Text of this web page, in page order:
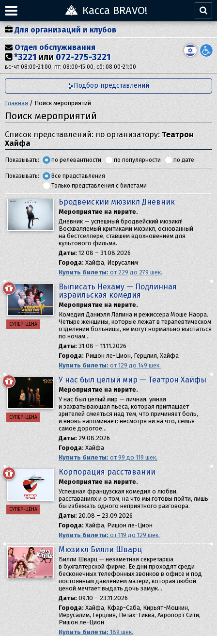
Касса BRAVO!
Для организаций и клубов
Отдел обслуживания
*3221 или 072-275-3221
вс-чт 08:00-21:00, пт: 08:00-15:00, сб: 08:00-21:00
Подбор представлений
Главная / Поиск мероприятий
Поиск мероприятий
Список представлений: по организатору: Театрон
Хайфа
Показывать: по релевантности по популярности по дате
Показывать:
Все представления
Только представления с билетами
Бродвейский мюзикл Дневник
Мероприятие на иврите.
Дневник — успешный бродвейский мюзикл!
Восхваляемый критиками мюзикл, основанный
на бестселлере, ставшем вдохновением для
культового фильма.
Даты: 12.08 – 31.08.2026
Города: Хайфа, Иерусалим
Купить билеты: от 229 до 279 шек.
СУПЕР-ЦЕНА
Выписать Нехаму — Подлинная
израильская комедия
Мероприятие на иврите.
Комедия Даниэля Лапина и режиссера Моше Наора.
Четыре женщины, которые лежат в терапевтическом
отделении больницы, не могут нормально выспаться
по ночам…
Даты: 31.08 – 11.11.2026
Города: Ришон ле-Цион, Герцлия, Хайфа
Купить билеты: от 129 до 149 шек.
СУПЕР-ЦЕНА
У нас был целый мир — Театрон Хайфы
Мероприятие на иврите.
У нас был целый мир — личная, умная
и захватывающая пьеса, которая приглашает
зрителей смеяться над тем, что причиняет боль,
и вновь напоминает: несмотря ни на что, семья —
самое дорогое…
Даты: 29.08.2026
Города: Хайфа
Купить билеты: от 99 до 119 шек.
СУПЕР-ЦЕНА
Корпорация расставаний
Мероприятие на иврите.
Успешная французская комедия о любви,
расставаниях и о том, на что мы готовы пойти, лишь
бы избежать одного неприятного разговора.
Даты: 20.08 – 23.09.2026
Города: Хайфа, Ришон ле-Цион
Купить билеты: от 119 до 129 шек.
Мюзикл Билли Шварц
Билли Шварц — незаметная секретарша
в бухгалтерской фирме. Её дни проходят среди
бесконечных телефонных звонков в офисе и под
постоянным давлением матери, которая любой
ценой мечтает выдать дочь замуж…
Даты: 09.10 – 23.11.2026
Города: Хайфа, Кфар-Саба, Кирьят-Моцкин,
Иерусалим, Герцлия, Петах-Тиква, Аэропорт Сити,
Ришон ле-Цион
Купить билеты: 189 шек.